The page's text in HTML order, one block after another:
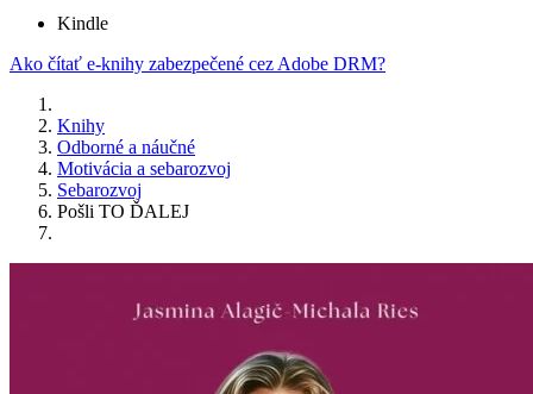
Kindle
Ako čítať e-knihy zabezpečené cez Adobe DRM?
Knihy
Odborné a náučné
Motivácia a sebarozvoj
Sebarozvoj
Pošli TO ĎALEJ